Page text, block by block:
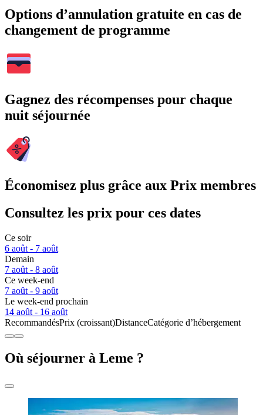
Options d’annulation gratuite en cas de
changement de programme
Gagnez des récompenses pour chaque
nuit séjournée
Économisez plus grâce aux Prix membres
Consultez les prix pour ces dates
Ce soir
6 août - 7 août
Demain
7 août - 8 août
Ce week-end
7 août - 9 août
Le week-end prochain
14 août - 16 août
RecommandésPrix (croissant)DistanceCatégorie d’hébergement
Où séjourner à Leme ?